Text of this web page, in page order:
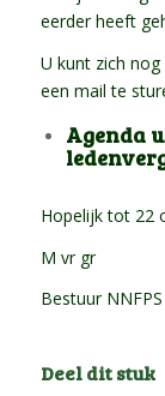
eerder heeft
U kunt zich
een mail te
Agenda
Hopelijk tot 22
M vr gr
Bestuur
Deel dit stuk